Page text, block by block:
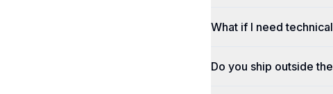
What if I need
Do you ship outside